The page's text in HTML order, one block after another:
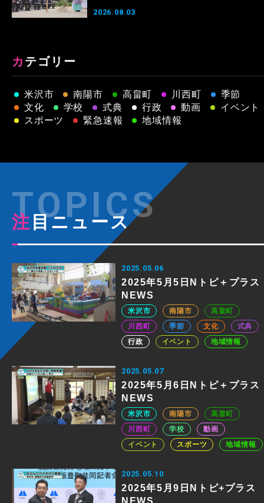
2026.08.03
カテゴリー
米沢市 南陽市 高畠町 川西町
季節
文化
学校 式典 行政 動画
イベント
スポーツ
緊急速報 地域情報
注目ニュース
2025.05.06
2025年5月5日Nトピ＋プラス
NEWS
米沢市 南陽市
高畠町
川西町
季節 文化
式典
行政
イベント 地域情報
2025.05.07
2025年5月6日Nトピ＋プラス
NEWS
米沢市 南陽市
高畠町
川西町
学校
動画
イベント
スポーツ 地域情報
2025.05.10
2025年5月9日Nトピ+プラス
NEWS